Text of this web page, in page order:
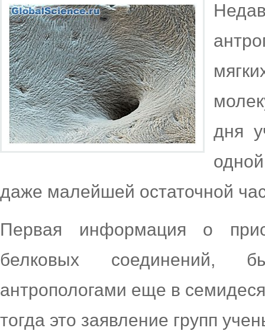
дня
даже малейшей остаточной
Первая информация о
белковых соединений,
антропологами еще в
тогда это заявление групп